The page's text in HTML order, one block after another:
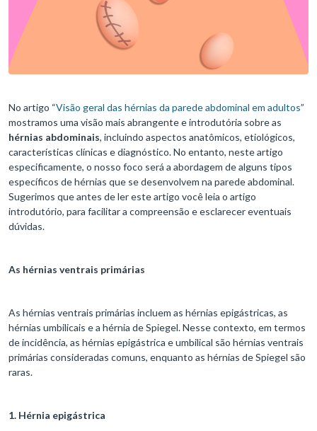
No artigo “Visão geral das hérnias da parede abdominal em adultos”
mostramos uma visão mais abrangente e introdutória sobre as
hérnias abdominais, incluindo aspectos anatômicos, etiológicos,
características clínicas e diagnóstico. No entanto, neste artigo
especificamente, o nosso foco será a abordagem de alguns tipos
específicos de hérnias que se desenvolvem na parede abdominal.
Sugerimos que antes de ler este artigo você leia o artigo
introdutório, para facilitar a compreensão e esclarecer eventuais
dúvidas.
As hérnias ventrais primárias
As hérnias ventrais primárias incluem as hérnias epigástricas, as
hérnias umbilicais e a hérnia de Spiegel. Nesse contexto, em termos
de incidência, as hérnias epigástrica e umbilical são hérnias ventrais
primárias consideradas comuns, enquanto as hérnias de Spiegel são
raras.
1. Hérnia epigástrica